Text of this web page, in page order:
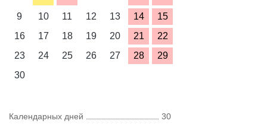
9
10 11 12 13 14
15
16
17 18 19 20 21
22
23
24 25 26 27 28
29
30
Календарных дней
30